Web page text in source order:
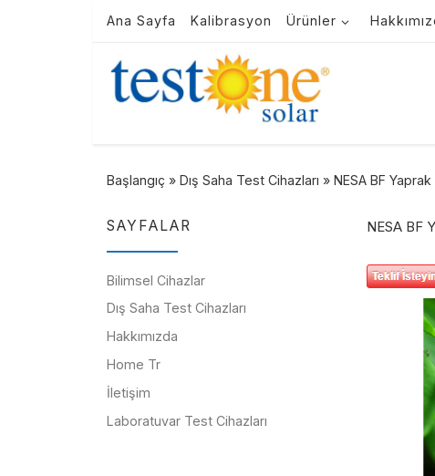
Skip to contentAna Sayfa Kalibrasyon Ürünler
Başlangıç » Dış Saha Test Cihazları » NESA BF Yaprak
NESA BF
SAYFALAR
Bilimsel Cihazlar
Dış Saha Test Cihazları
Hakkımızda
Home Tr
İletişim
Laboratuvar Test Cihazları